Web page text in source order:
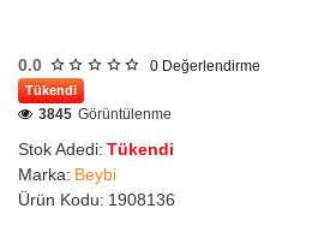
0.0 0 Değerlendirme
Tükendi
Stok Adedi: Tükendi
Marka: Beybi
Ürün Kodu: 1908136
3845 Görüntülenme